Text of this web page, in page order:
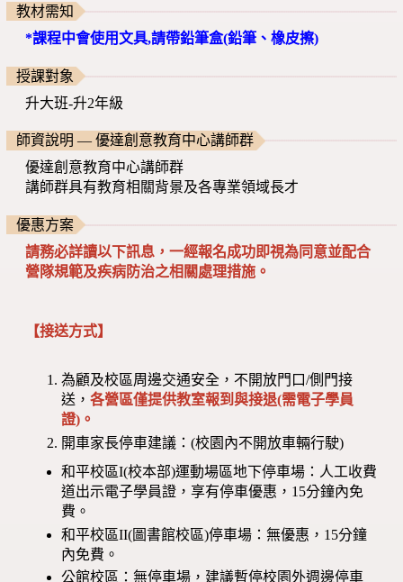
教材需知
*課程中會使用文具,請帶鉛筆盒(鉛筆、橡皮擦)
授課對象
升大班-升2年級
師資說明 — 優達創意教育中心講師群
優達創意教育中心講師群
講師群具有教育相關背景及各專業領域長才
優惠方案
請務必詳讀以下訊息，一經報名成功即視為同意並配合
營隊規範及疾病防治之相關處理措施。
【接送方式】
為顧及校區周邊交通安全，不開放門口/側門接
送，各營區僅提供教室報到與接退(需電子學員
證)。
開車家長停車建議：(校園內不開放車輛行駛)
和平校區I(校本部)運動場區地下停車場：人工收費
道出示電子學員證，享有停車優惠，15分鐘內免
費。
和平校區II(圖書館校區)停車場：無優惠，15分鐘
內免費。
公館校區：無停車場，建議暫停校園外週邊停車